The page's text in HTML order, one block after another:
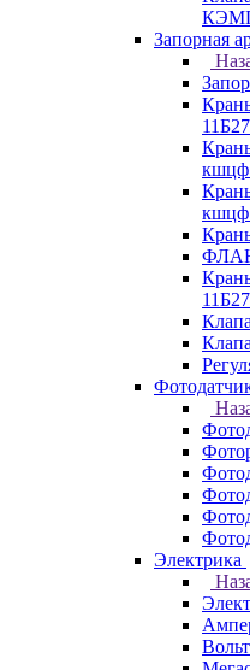
Запорная
кшцф
кшцф
Электрика